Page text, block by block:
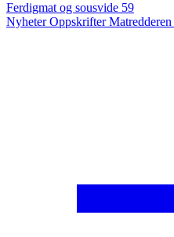
Ferdigmat og sousvide 59
NyheterOppskrifterMatredderen